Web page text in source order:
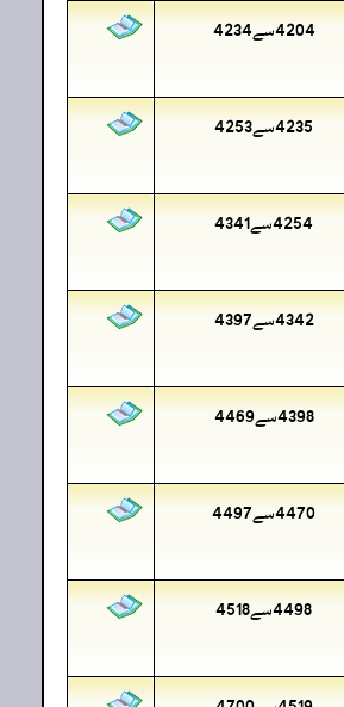
4204سے4234
4235سے4253
4254سے4341
4342سے4397
4398سے4469
4470سے4497
4498سے4518